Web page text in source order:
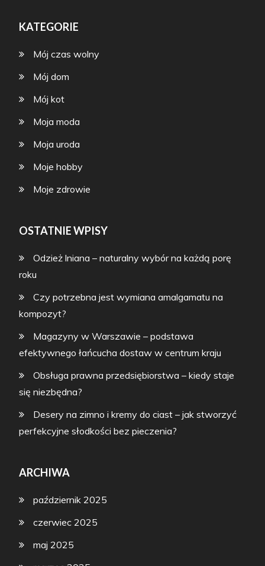
KATEGORIE
Mój czas wolny
Mój dom
Mój kot
Moja moda
Moja uroda
Moje hobby
Moje zdrowie
OSTATNIE WPISY
Odzież lniana – naturalny wybór na każdą porę
roku
Czy potrzebna jest wymiana amalgamatu na
kompozyt?
Magazyny w Warszawie – podstawa
efektywnego łańcucha dostaw w centrum kraju
Obsługa prawna przedsiębiorstwa – kiedy staje
się niezbędna?
Desery na zimno i kremy do ciast – jak stworzyć
perfekcyjne słodkości bez pieczenia?
ARCHIWA
październik 2025
czerwiec 2025
maj 2025